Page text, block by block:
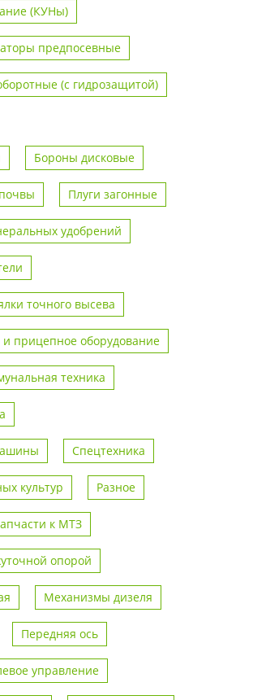
(КУНы)
предпосевные
(с гидрозащитой)
Бороны дисковые
Плуги загонные
удобрений
точного высева
прицепное оборудование
техника
Спецтехника
культур Разное
к МТЗ
опорой
Механизмы дизеля
Передняя ось
управление